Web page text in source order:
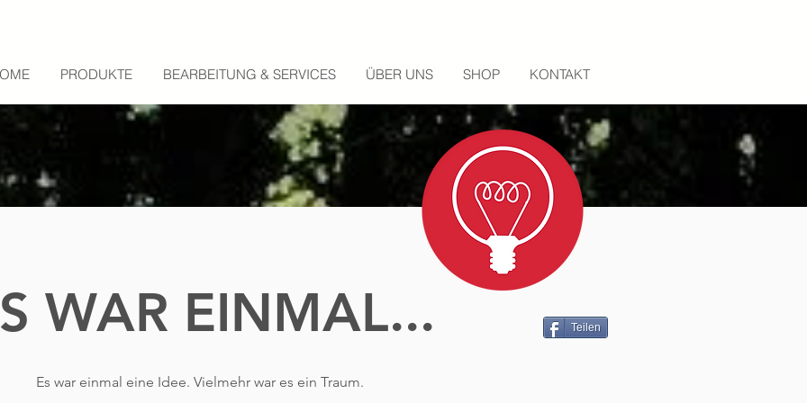
PRODUKTE BEARBEITUNG & SERVICES ÜBER UNS SHOP KONTAKT
WAR EINMAL... Teilen
Es war einmal eine Idee. Vielmehr war es ein Traum.